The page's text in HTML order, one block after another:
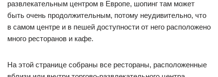
развлекательным центром в Европе, шопинг там может
быть очень продолжительным, потому неудивительно, что
в самом центре и в пешей доступности от него расположено
много ресторанов и кафе.
На этой странице собраны все рестораны, расположенные